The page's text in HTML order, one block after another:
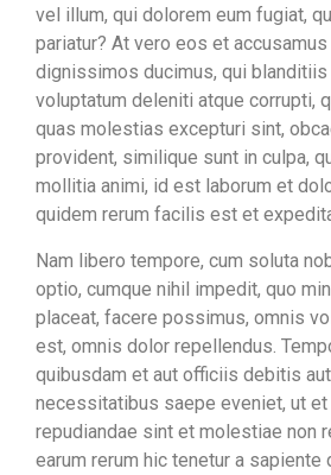
vel illum, qui dolorem eum fugiat,
pariatur? At vero eos et
dignissimos ducimus, qui blanditiis
voluptatum deleniti atque corrupti,
quas molestias excepturi sint,
provident, similique sunt in culpa,
mollitia animi, id est laborum et
quidem rerum facilis est et
Nam libero tempore, cum soluta
optio, cumque nihil impedit, quo
placeat, facere possimus, omnis
est, omnis dolor repellendus.
quibusdam et aut officiis debitis
necessitatibus saepe eveniet, ut
repudiandae sint et molestiae non
earum rerum hic tenetur a sapiente